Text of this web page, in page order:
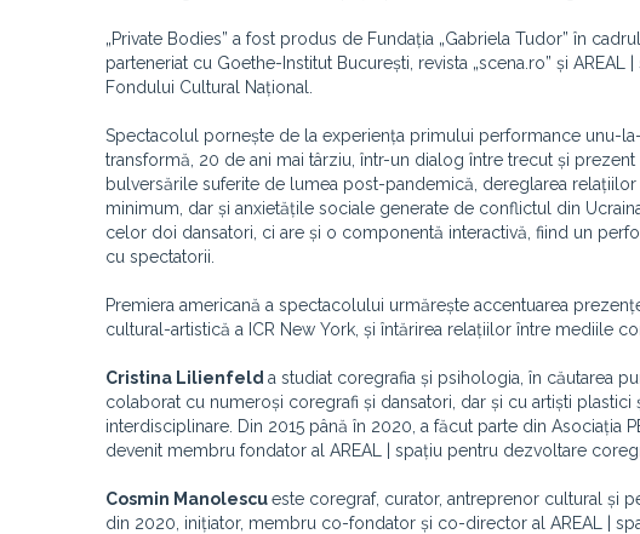
„Private Bodies” a fost produs de Fundația „Gabriela Tudor” în
parteneriat cu Goethe-Institut București, revista „scena.ro” și
Fondului Cultural Național.
Spectacolul pornește de la experiența primului performance unu-
transformă, 20 de ani mai târziu, într-un dialog între trecut și
bulversările suferite de lumea post-pandemică, dereglarea
minimum, dar și anxietățile sociale generate de conflictul din
celor doi dansatori, ci are și o componentă interactivă, fiind un
cu spectatorii.
Premiera americană a spectacolului urmărește accentuarea
cultural-artistică a ICR New York, și întărirea relațiilor între mediile
Cristina Lilienfeld a studiat coregrafia și psihologia, în căutarea
colaborat cu numeroși coregrafi și dansatori, dar și cu artiști
interdisciplinare. Din 2015 până în 2020, a făcut parte din Asociația
devenit membru fondator al AREAL | spațiu pentru dezvoltare
Cosmin Manolescueste coregraf, curator, antreprenor cultural și
din 2020, inițiator, membru co-fondator și co-director al AREAL |